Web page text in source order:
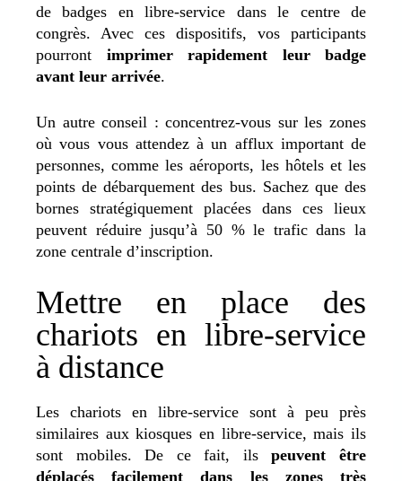
de badges en libre-service dans le centre de
congrès. Avec ces dispositifs, vos participants
pourront imprimer rapidement leur badge
avant leur arrivée.
Un autre conseil : concentrez-vous sur les zones
où vous vous attendez à un afflux important de
personnes, comme les aéroports, les hôtels et les
points de débarquement des bus. Sachez que des
bornes stratégiquement placées dans ces lieux
peuvent réduire jusqu’à 50 % le trafic dans la
zone centrale d’inscription.
Mettre en place des
chariots en libre-service
à distance
Les chariots en libre-service sont à peu près
similaires aux kiosques en libre-service, mais ils
sont mobiles. De ce fait, ilspeuvent être
déplacés facilement dans les zones très